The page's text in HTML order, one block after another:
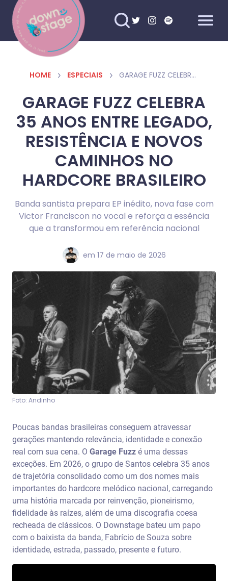
HOME ESPECIAIS GARAGE FUZZ CELEBRA 35 ANOS ENTRE LEGADO, RESISTÊNCIA E NOVOS CAMINHOS NO HARDCORE BRASILEIRO
GARAGE FUZZ CELEBRA
35 ANOS ENTRE LEGADO,
RESISTÊNCIA E NOVOS
CAMINHOS NO
HARDCORE BRASILEIRO
Banda santista prepara EP inédito, nova fase com
Victor Franciscon no vocal e reforça a essência
que a transformou em referência nacional
em 17 de maio de 2026
Foto: Andinho
Poucas bandas brasileiras conseguem atravessar
gerações mantendo relevância, identidade e conexão
real com sua cena. O Garage Fuzz é uma dessas
exceções. Em 2026, o grupo de Santos celebra 35 anos
de trajetória consolidado como um dos nomes mais
importantes do hardcore melódico nacional, carregando
uma história marcada por reinvenção, pioneirismo,
fidelidade às raízes, além de uma discografia coesa
recheada de clássicos. O Downstage bateu um papo
com o baixista da banda, Fabrício de Souza sobre
identidade, estrada, passado, presente e futuro.